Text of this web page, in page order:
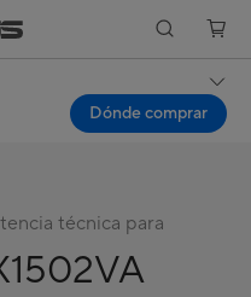
Dónde comprar
técnica para